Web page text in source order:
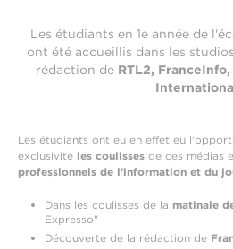
Les étudiants en 1e année de
ont été accueillis dans les
rédaction de RTL2,
Les étudiants ont eu en effet eu
exclusivité les coulisses de ces médias
professionnels de l'information et du
Dans les coulisses de la matinale
Expresso"
Découverte de la rédaction de